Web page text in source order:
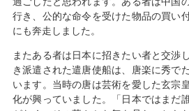
行き、公的な命令を受けた物品の買い
にも奔走しました。
またある者は日本に招きたい者と交渉
き派遣された遣唐使船は、唐楽に秀で
います。当時の唐は芸術を愛した玄宗
化が興っていました。「日本ではまだ